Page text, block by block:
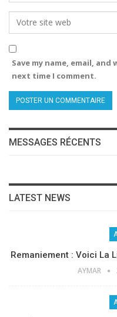
Save my name, email,
next time I comment.
MESSAGES RÉCENTS
LATEST NEWS
Remaniement : Voici La
AYMAR